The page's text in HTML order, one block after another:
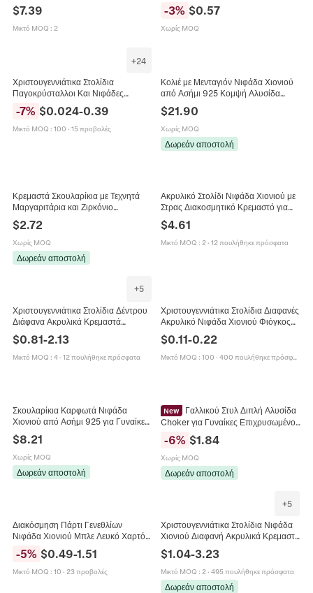
Χιονονιφάδες Και Πλεκτό Κασκόλ Για
Γιορτινή Διακόσμηση
$7.39
Μικτό MOQ : 2
Χριστουγεννιάτικο Δέντρο Κρεμαστά
Στολίδια Γάμου
-3% $0.57
Χωρίς MOQ
+24
Χριστουγεννιάτικα Στολίδια
Παγοκρύσταλλοι Και Νιφάδες
Χιονιού Διαφανή Ακρυλικά
Διακοσμητικά Για Το
Χριστουγεννιάτικο Δέντρο
-7% $0.024-0.39
Μικτό MOQ : 100 · 15 προβολές
Κολιέ με Μενταγιόν Νιφάδα Χιονιού
από Ασήμι 925 Κομψή Αλυσίδα
Κλείδας με Στρας για Γυναίκες Δώρο
Χριστουγέννων και Αγίου Βαλεντίνου
$21.90
Χωρίς MOQ
Δωρεάν αποστολή
Κρεμαστά Σκουλαρίκια με Τεχνητά
Μαργαριτάρια και Ζιρκόνιο
Χιονονιφάδα Με Καρφίτσα από
Ασήμι 925 Κομψά Επιχρυσωμένα
Κοσμήματα Γυναίκα Γάμος
$2.72
Χωρίς MOQ
Δωρεάν αποστολή
Ακρυλικό Στολίδι Νιφάδα Χιονιού με
Στρας Διακοσμητικό Κρεμαστό για
Χριστουγεννιάτικο Δέντρο Κομψή
Λαμπερή Νιφάδα Χιονιού Αξεσουάρ
Διακόσμησης Σπιτιού
$4.61
Μικτό MOQ : 2· 12 πουλήθηκε πρόσφατα
+5
Χριστουγεννιάτικα Στολίδια Δέντρου
Διάφανα Ακρυλικά Κρεμαστά
Διακοσμητικά Σπιτιού
$0.81-2.13
Μικτό MOQ : 4· 12 πουλήθηκε πρόσφατα
Χριστουγεννιάτικα Στολίδια Διαφανές
Ακρυλικό Νιφάδα Χιονιού Φιόγκος
Διακόσμηση Δέντρου
$0.11-0.22
Μικτό MOQ : 100 · 400 πουλήθηκε πρόσφατα
Σκουλαρίκια Καρφωτά Νιφάδα
Χιονιού από Ασήμι 925 για Γυναίκες
Απλά Ζιρκόνια Χρυσό Ασημί
Κοσμήματα Αυτιού Λουλούδι Δώρο
$8.21
Χωρίς MOQ
Δωρεάν αποστολή
New
Γαλλικού Στυλ Διπλή Αλυσίδα
Choker για Γυναίκες Επιχρυσωμένο
Κράμα Ζιργκόν Μενταγιόν Νιφάδα
Χιονιού Τεχνητό Μαργαριτάρι
-6% $1.84
Χωρίς MOQ
Δωρεάν αποστολή
Διακόσμηση Πάρτι Γενεθλίων
Νιφάδα Χιονιού Μπλε Λευκό Χαρτόνι
Λατέξ Μπαλόνι Πανό Διακόσμηση
Τούρτας Χειμερινή Χώρα Θαυμάτων
-5% $0.49-1.51
Μικτό MOQ : 10 · 23 προβολές
+5
Χριστουγεννιάτικα Στολίδια Νιφάδα
Χιονιού Διαφανή Ακρυλικά Κρεμαστά
Μενταγιόν Για Διακόσμηση Δέντρου
Και Παραθύρου
$1.04-3.23
Μικτό MOQ : 2· 495 πουλήθηκε πρόσφατα
Δωρεάν αποστολή